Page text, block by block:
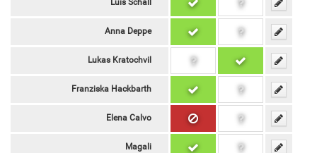
Luis Schall
Anna Deppe
Lukas Kratochvil
Franziska Hackbarth
Elena Calvo
Magali